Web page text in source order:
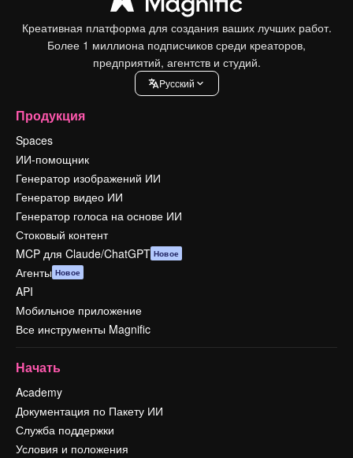
Креативная платформа для создания ваших лучших работ.
Более 1 миллиона подписчиков среди креаторов,
предприятий, агентств и студий.
Pусский
Продукция
Spaces
ИИ-помощник
Генератор изображений ИИ
Генератор видео ИИ
Генератор голоса на основе ИИ
Стоковый контент
MCP для Claude/ChatGPT Новое
Агенты Новое
API
Мобильное приложение
Все инструменты Magnific
Начать
Academy
Документация по Пакету ИИ
Служба поддержки
Условия и положения